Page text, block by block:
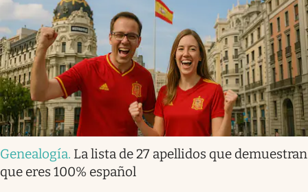
Genealogía. La lista de 27 apellidos que demuestran
que eres 100% español